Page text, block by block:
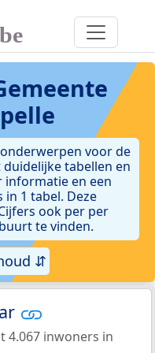
voor de
tabellen en
informatie en een
1 tabel. Deze
ook per per
te vinden.
⇵
4.067 inwoners in